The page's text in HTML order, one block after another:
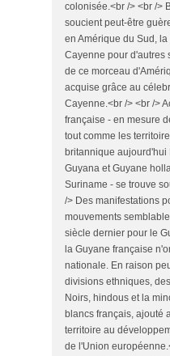
colonisée.<br /> <br />
soucient peut-être
en Amérique du Sud,
Cayenne pour d'autres
de ce morceau
acquise grâce au
Cayenne.<br /> <br />
française - en mesure
tout comme les
britannique
Guyana et Guyane
Suriname - se trouve
/> Des manifestations
mouvements
siècle dernier pour le
la Guyane française
nationale. En raison
divisions ethniques,
Noirs, hindous et la
blancs français, ajouté
territoire au
de l'Union